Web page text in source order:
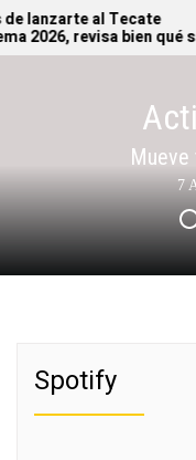
Skip
to
al Tecate
revisa bien qué sí y
ingresar al festival.
Mueve
7
Spotify